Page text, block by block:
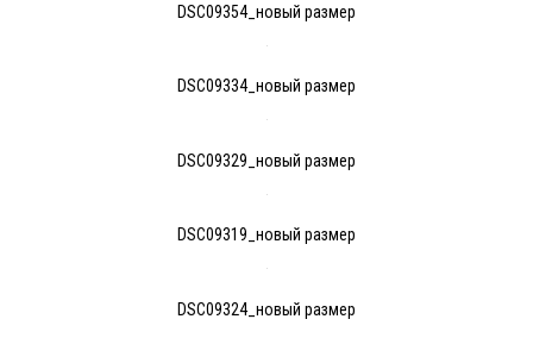
DSC09354_новый размер
DSC09334_новый размер
DSC09329_новый размер
DSC09319_новый размер
DSC09324_новый размер